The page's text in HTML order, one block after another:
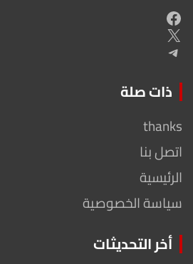
Facebook
X
Telegram
ذات صلة
thanks
اتصل بنا
الرئيسية
سياسة الخصوصية
أخر التحديثات